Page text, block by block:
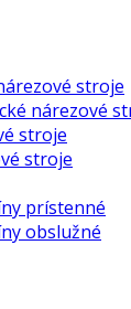
stroje
nárezové
stroje
stroje
prístenné
obslužné